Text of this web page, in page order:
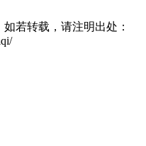
若转载，请注明出处：